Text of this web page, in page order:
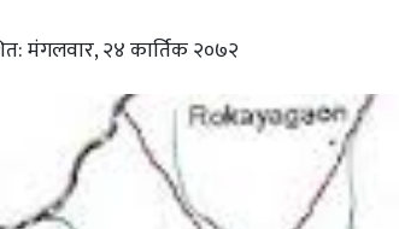
मंगलवार, २४ कार्तिक २०७२